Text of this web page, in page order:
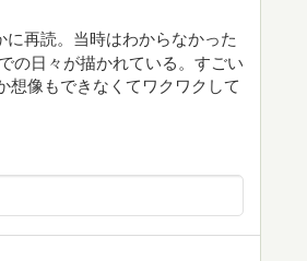
再読。当時はわからなかった
の日々が描かれている。すごい
想像もできなくてワクワクして